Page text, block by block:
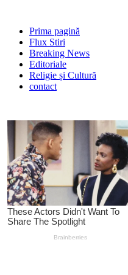
Prima pagină
Flux Stiri
Breaking News
Editoriale
Religie și Cultură
contact